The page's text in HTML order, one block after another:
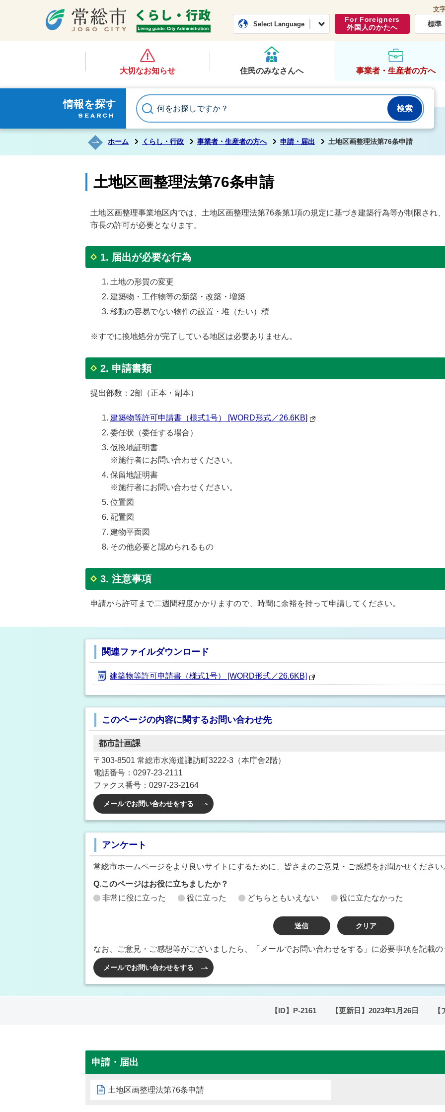
常総市公式ホームページくらし・行政
Select Language
For Foreigners
外国人のかたへ
文
標準
大切なお知らせ 住民のみなさんへ 事業者・生産者の方へ
情報を探す
ホーム くらし・行政 事業者・生産者の方へ 申請・届出 土地区画整理法第76条申請
土地区画整理法第76条申請
土地区画整理事業地区内では、土地区画整理法第76条第1項の規定に基づき建築行為等が制限され
市長の許可が必要となります。
1. 届出が必要な行為
土地の形質の変更
建築物・工作物等の新築・改築・増築
移動の容易でない物件の設置・堆（たい）積
※すでに換地処分が完了している地区は必要ありません。
2. 申請書類
提出部数：2部（正本・副本）
建築物等許可申請書（様式1号） [WORD形式／26.6KB]
委任状（委任する場合）
仮換地証明書
※施行者にお問い合わせください。
保留地証明書
※施行者にお問い合わせください。
位置図
配置図
建物平面図
その他必要と認められるもの
3. 注意事項
申請から許可まで二週間程度かかりますので、時間に余裕を持って申請してください。
関連ファイルダウンロード
建築物等許可申請書（様式1号） [WORD形式／26.6KB]
このページの内容に関するお問い合わせ先
都市計画課
〒303-8501 常総市水海道諏訪町3222-3（本庁舎2階）
電話番号：0297-23-2111
ファクス番号：0297-23-2164
メールでお問い合わせをする
アンケート
常総市ホームページをより良いサイトにするために、皆さまのご意見・ご感想をお聞かせください
Q.このページはお役に立ちましたか？
非常に役に立った
役に立った どちらともいえない 役に立たなかった
なお、ご意見・ご感想等がございましたら、「メールでお問い合わせをする」に必要事項を記載
メールでお問い合わせをする
【ID】 P-2161 【更新日】 2023年1月26日
申請・届出
土地区画整理法第76条申請